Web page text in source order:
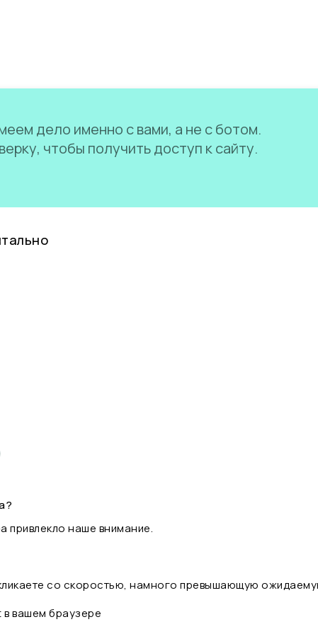
дело именно с вами, а не с ботом.
чтобы получить доступ к сайту.
привлекло наше внимание.
со скоростью, намного превышающую
вашем браузере